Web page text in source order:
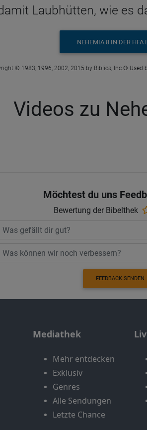
Laubhütten, wie es
NEHEMIA 8 IN DER HFA
© 1983, 1996, 2002, 2015 by Biblica, Inc.® Used
Videos zu
Möchtest du uns
Bewertung der Bibelthek
FEEDBACK SENDEN
Mediathek
Mehr entdecken
Exklusiv
Genres
Alle Sendungen
Letzte Chance